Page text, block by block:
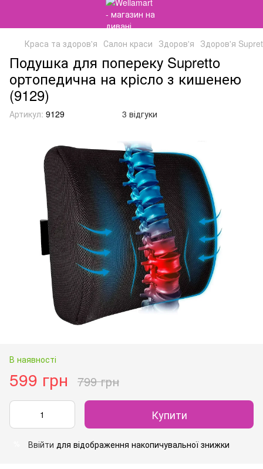
Краса та здоров'я Салон краси Здоров'я Здоров'я
Подушка для попереку Supretto
ортопедична на крісло з кишенею
(9129)
Артикул: 9129 3 відгуки
В наявності
599 грн 799 грн
Купити
Ввійти для відображення накопичувальної знижки